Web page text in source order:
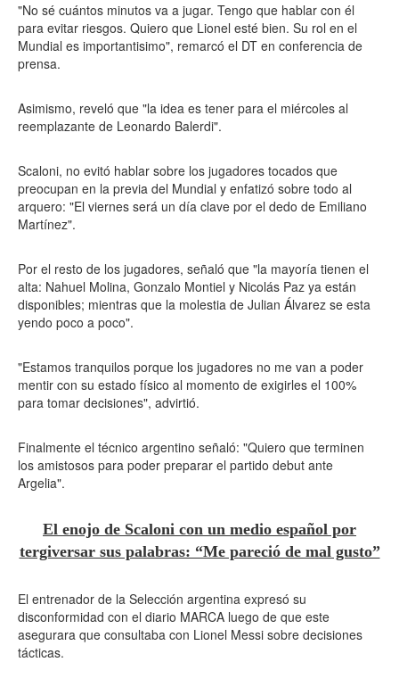
"No sé cuántos minutos va a jugar. Tengo que hablar con él
para evitar riesgos. Quiero que Lionel esté bien. Su rol en el
Mundial es importantisimo", remarcó el DT en conferencia de
prensa.
Asimismo, reveló que "la idea es tener para el miércoles al
reemplazante de Leonardo Balerdi".
Scaloni, no evitó hablar sobre los jugadores tocados que
preocupan en la previa del Mundial y enfatizó sobre todo al
arquero: "El viernes será un día clave por el dedo de Emiliano
Martínez".
Por el resto de los jugadores, señaló que "la mayoría tienen el
alta: Nahuel Molina, Gonzalo Montiel y Nicolás Paz ya están
disponibles; mientras que la molestia de Julian Álvarez se esta
yendo poco a poco".
"Estamos tranquilos porque los jugadores no me van a poder
mentir con su estado físico al momento de exigirles el 100%
para tomar decisiones", advirtió.
Finalmente el técnico argentino señaló: "Quiero que terminen
los amistosos para poder preparar el partido debut ante
Argelia".
El enojo de Scaloni con un medio español por
tergiversar sus palabras: “Me pareció de mal gusto”
El entrenador de la Selección argentina expresó su
disconformidad con el diario MARCA luego de que este
asegurara que consultaba con Lionel Messi sobre decisiones
tácticas.